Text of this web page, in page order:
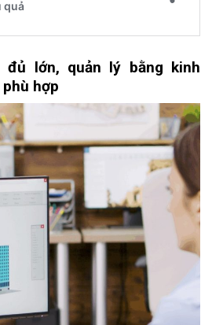
đủ lớn, quản lý bằng kinh
phù hợp